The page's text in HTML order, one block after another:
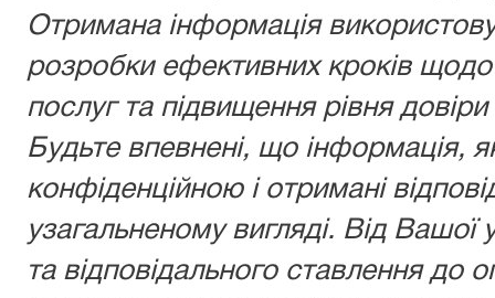
Отримана інформація
розробки ефективних кроків
послуг та підвищення рівня
Будьте впевнені, що інформація,
конфіденційною і отримані
узагальненому вигляді. Від Вашої
та відповідального ставлення до